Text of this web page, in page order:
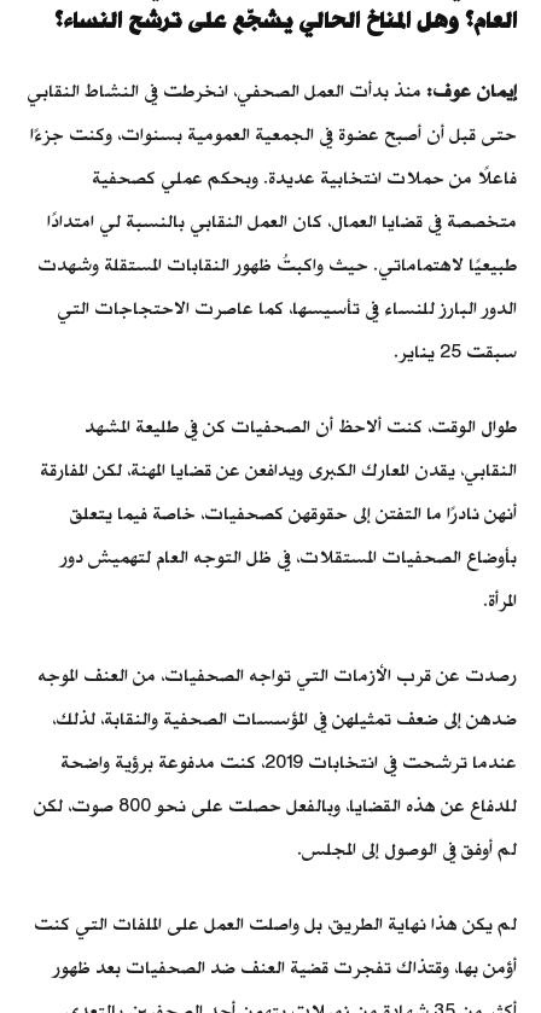
العام؟ وهل المناخ الحالي يشجّع على ترشح النساء؟
إيمان عوف: منذ بدأت العمل الصحفي، انخرطت في النشاط النقابي
حتى قبل أن أصبح عضوة في الجمعية العمومية بسنوات، وكنت جزءًا
فاعلًا من حملات انتخابية عديدة. وبحكم عملي كصحفية
متخصصة في قضايا العمال، كان العمل النقابي بالنسبة لي امتدادًا
طبيعيًا لاهتماماتي. حيث واكبتُ ظهور النقابات المستقلة وشهدت
الدور البارز للنساء في تأسيسها، كما عاصرت الاحتجاجات التي
سبقت 25 يناير.
طوال الوقت، كنت ألاحظ أن الصحفيات كن في طليعة المشهد
النقابي، يقدن المعارك الكبرى ويدافعن عن قضايا المهنة، لكن المفارقة
أنهن نادرًا ما التفتن إلى حقوقهن كصحفيات، خاصة فيما يتعلق
بأوضاع الصحفيات المستقلات، في ظل التوجه العام لتهميش دور
المرأة.
رصدت عن قرب الأزمات التي تواجه الصحفيات، من العنف الموجه
ضدهن إلى ضعف تمثيلهن في المؤسسات الصحفية والنقابة، لذلك،
عندما ترشحت في انتخابات 2019، كنت مدفوعة برؤية واضحة
للدفاع عن هذه القضايا، وبالفعل حصلت على نحو 800 صوت، لكن
لم أوفق في الوصول إلى المجلس.
لم يكن هذا نهاية الطريق، بل واصلت العمل على الملفات التي كنت
أؤمن بها، وقتذاك تفجرت قضية العنف ضد الصحفيات بعد ظهور